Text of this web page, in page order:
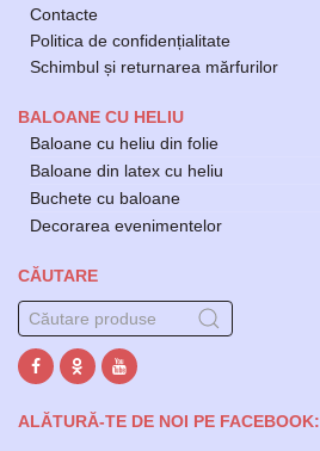
Contacte
Politica de confidențialitate
Schimbul și returnarea mărfurilor
BALOANE CU HELIU
Baloane cu heliu din folie
Baloane din latex cu heliu
Buchete cu baloane
Decorarea evenimentelor
CĂUTARE
ALĂTURĂ-TE DE NOI PE FACEBOOK: